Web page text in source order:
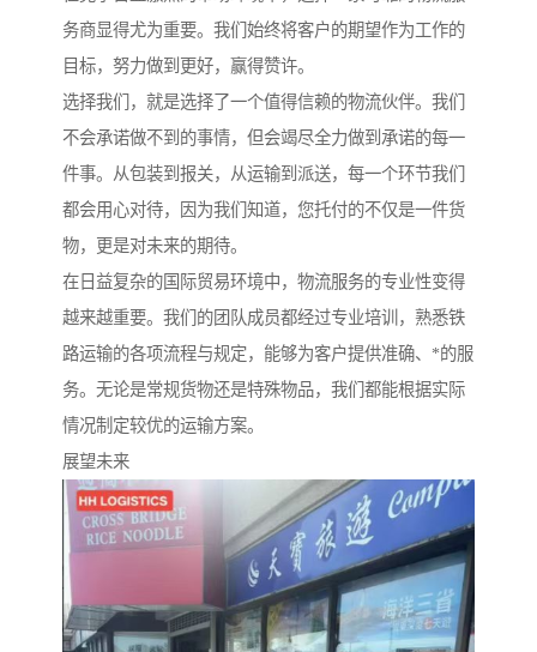
务商显得尤为重要。我们始终将客户的期望作为工作的
目标，努力做到更好，赢得赞许。
选择我们，就是选择了一个值得信赖的物流伙伴。我们
不会承诺做不到的事情，但会竭尽全力做到承诺的每一
件事。从包装到报关，从运输到派送，每一个环节我们
都会用心对待，因为我们知道，您托付的不仅是一件货
物，更是对未来的期待。
在日益复杂的国际贸易环境中，物流服务的专业性变得
越来越重要。我们的团队成员都经过专业培训，熟悉铁
路运输的各项流程与规定，能够为客户提供准确、*的服
务。无论是常规货物还是特殊物品，我们都能根据实际
情况制定较优的运输方案。
展望未来